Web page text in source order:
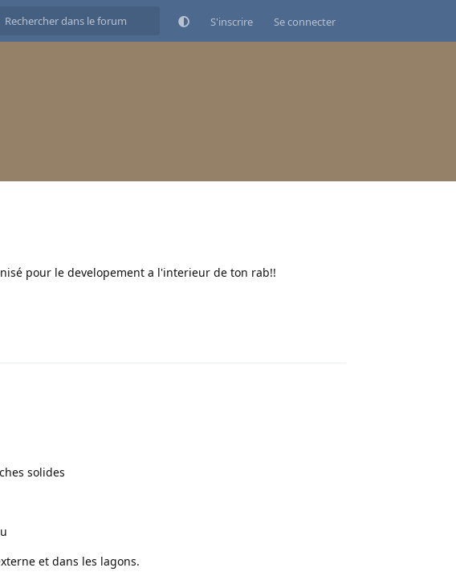
S'inscrire Se connecter
pour le developement a l'interieur de ton rab!!
solides
et dans les lagons.